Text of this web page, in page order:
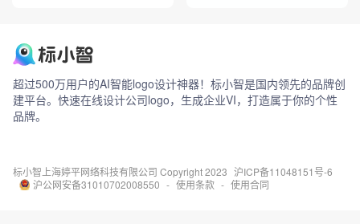
超过500万用户的AI智能logo设计神器！标小智是国内领先的品牌创
建平台。快速在线设计公司logo，生成企业VI，打造属于你的个性
品牌。
标小智 上海婷平网络科技有限公司 Copyright 2023 沪ICP备11048151号-6
沪公网安备31010702008550 - 使用条款 - 使用合同